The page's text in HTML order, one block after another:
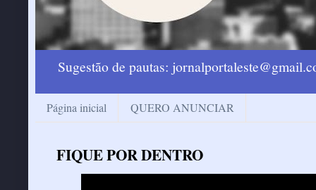
Sugestão de pautas:
Página inicial QUERO ANUNCIAR
FIQUE POR DENTRO